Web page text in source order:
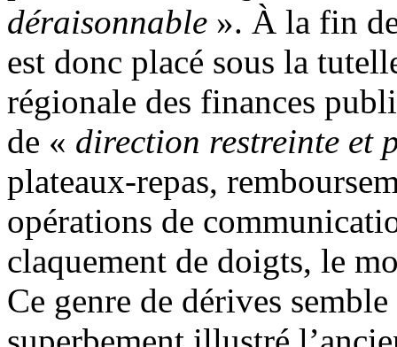
déraisonnable ». À la fin
est donc placé sous la
régionale des finances
de « direction restreinte et
plateaux-repas,
opérations de
claquement de doigts, le
Ce genre de dérives